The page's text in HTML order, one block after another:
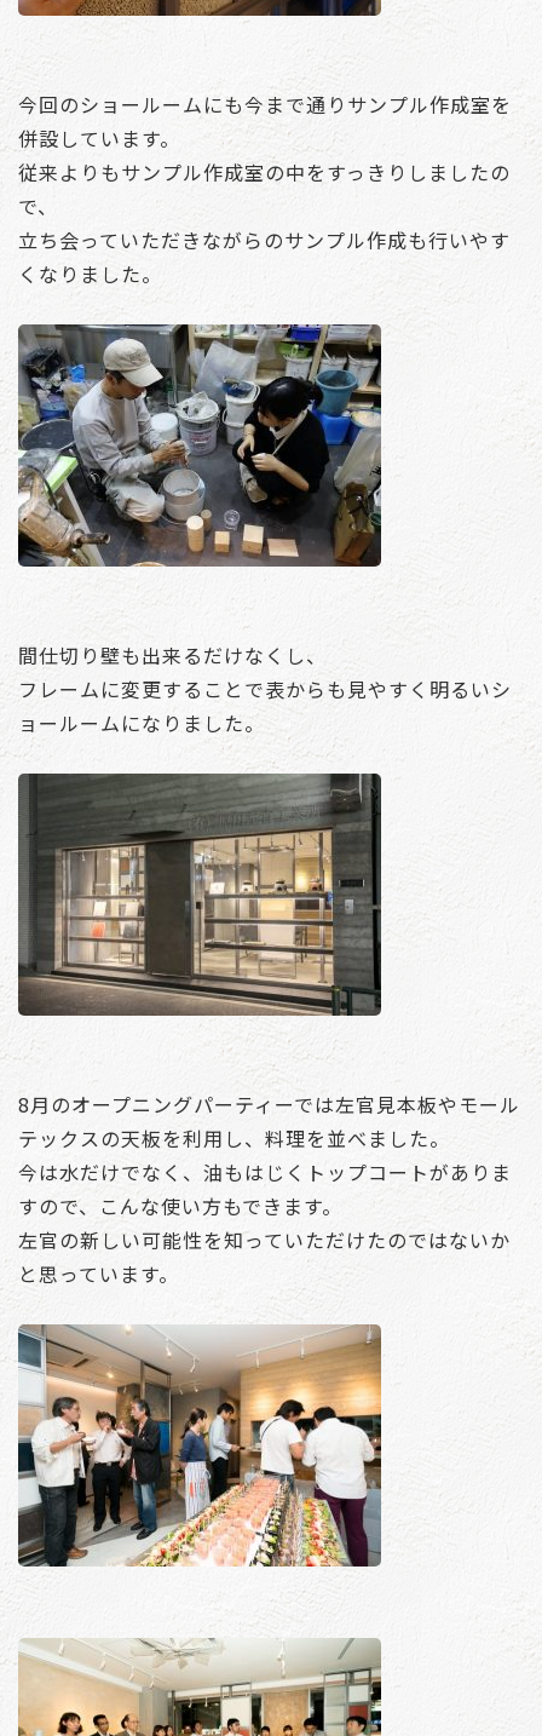
今回のショールームにも今まで通りサンプル作成室を
併設しています。
従来よりもサンプル作成室の中をすっきりしましたの
で、
立ち会っていただきながらのサンプル作成も行いやす
くなりました。
間仕切り壁も出来るだけなくし、
フレームに変更することで表からも見やすく明るいシ
ョールームになりました。
8月のオープニングパーティーでは左官見本板やモール
テックスの天板を利用し、料理を並べました。
今は水だけでなく、油もはじくトップコートがありま
すので、こんな使い方もできます。
左官の新しい可能性を知っていただけたのではないか
と思っています。